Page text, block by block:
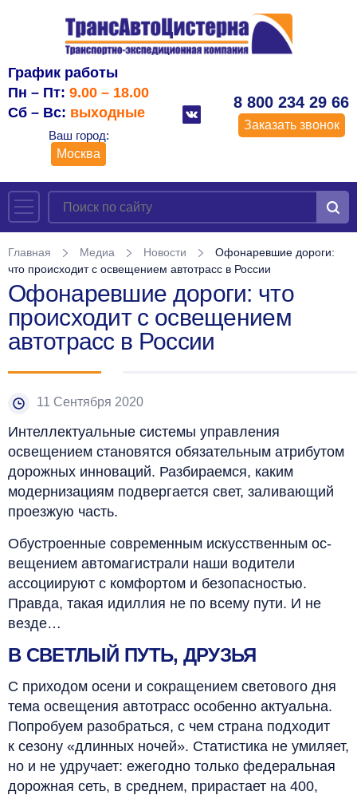
График работы
Пн – Пт: 9.00 – 18.00
Сб – Вс: выходные
Ваш город:
Москва
8 800 234 29 66
Заказать звонок
Главная Медиа Новости
Офонаревшие дороги:
что происходит с освещением автотрасс в России
Офонаревшие дороги: что
происходит с освещением
автотрасс в России
11 Сентября 2020
Интеллектуальные системы управления
освещением становятся обязательным атрибутом
дорожных инноваций. Разбираемся, каким
модернизациям подвергается свет, заливающий
проезжую часть.
Обустроенные современным искусственным ос-
вещением автомагистрали наши водители
ассоциируют с комфортом и безопасностью.
Правда, такая идиллия не по всему пути. И не
везде…
В СВЕТЛЫЙ ПУТЬ, ДРУЗЬЯ
С приходом осени и сокращением светового дня
тема освещения автотрасс особенно актуальна.
Попробуем разобраться, с чем страна подходит
к сезону «длинных ночей». Статистика не умиляет,
но и не удручает: ежегодно только федеральная
дорожная сеть, в среднем, прирастает на 400,